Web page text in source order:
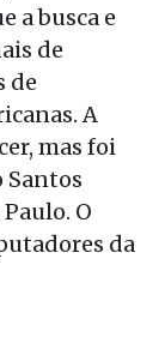
a busca e
de
de
A
mas foi
Santos
O
da